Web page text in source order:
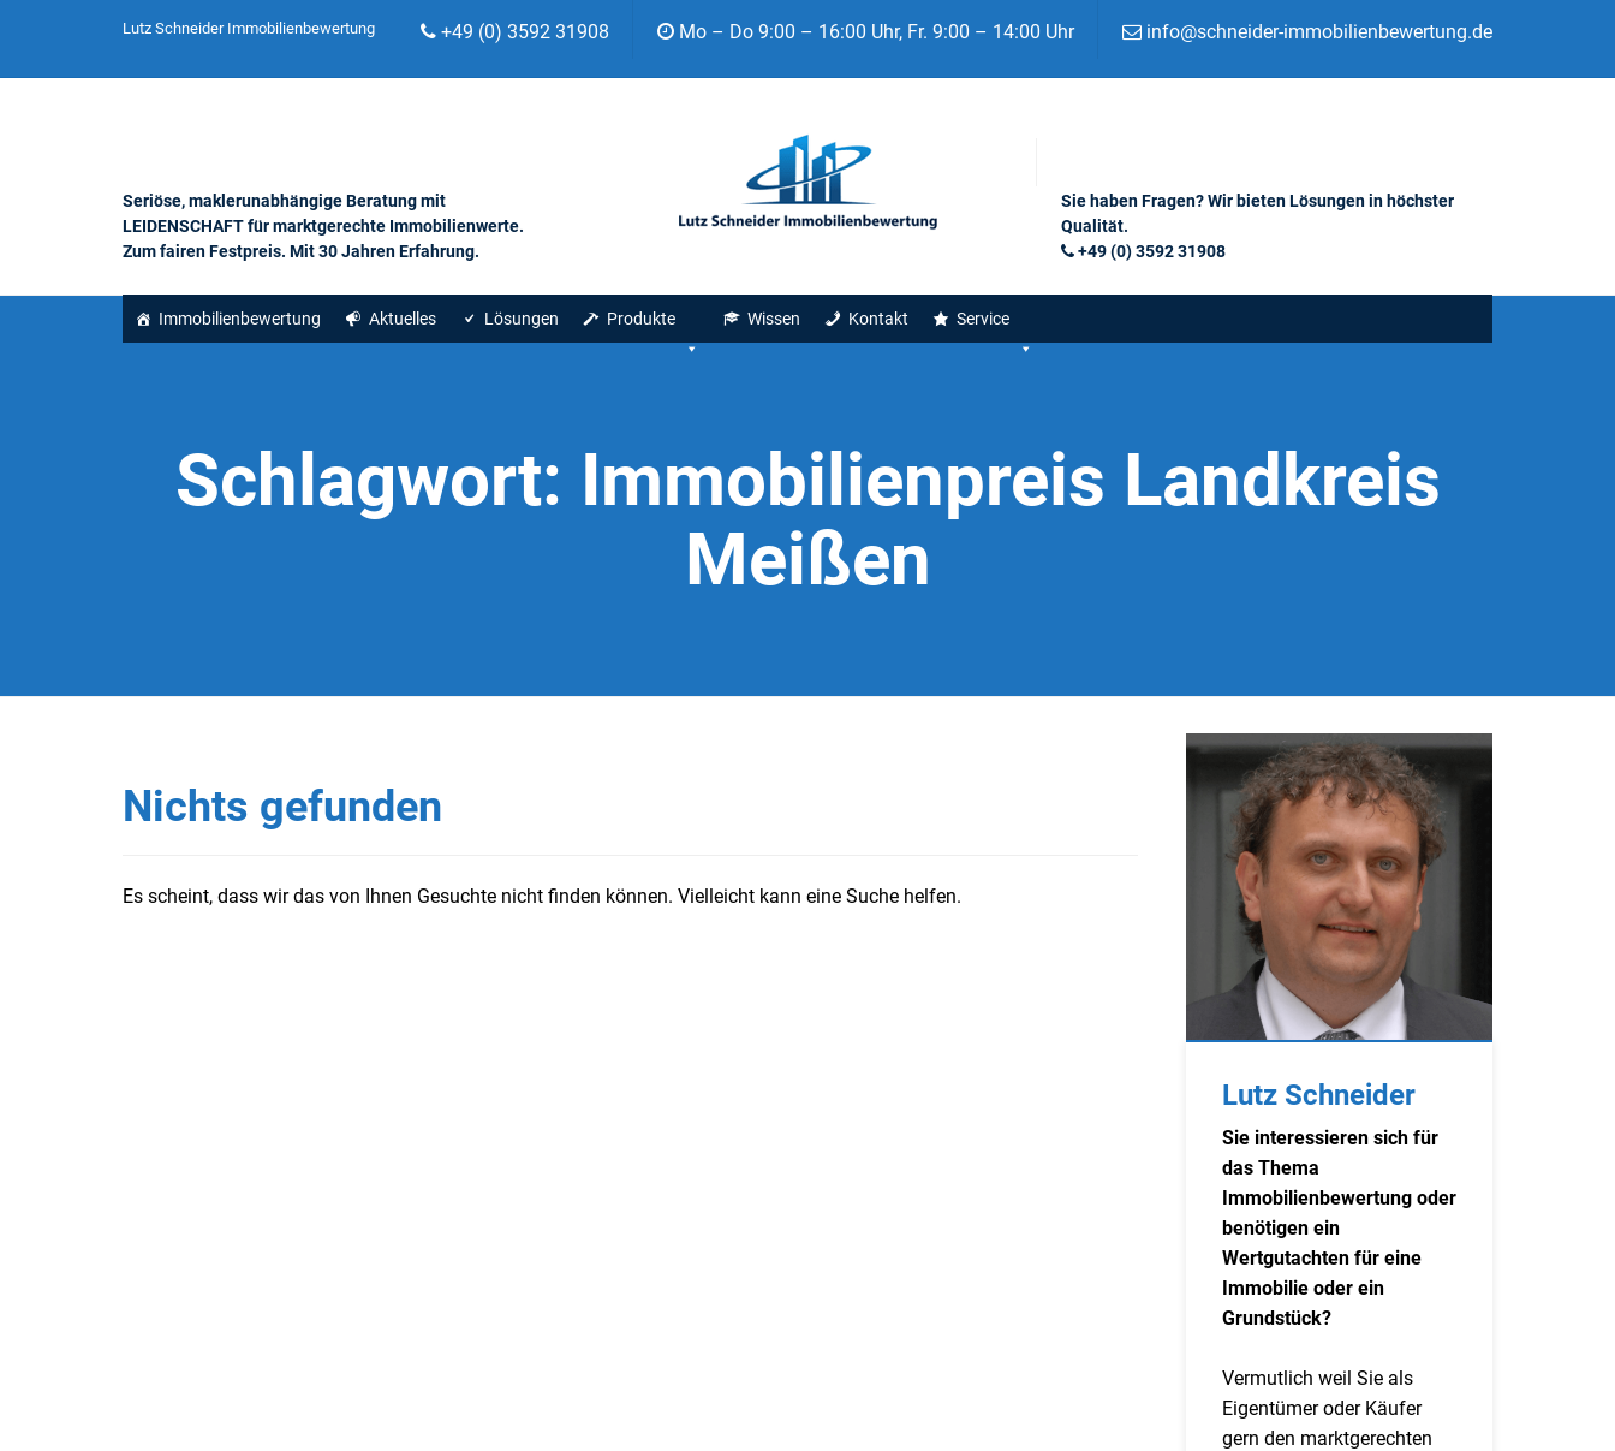
Lutz Schneider Immobilienbewertung +49 (0) 3592 31908 Mo – Do 9:00 – 16:00 Uhr, Fr. 9:00 – 14:00 Uhr info@schneider-immobilienbewertung.de
Seriöse, maklerunabhängige Beratung mit
LEIDENSCHAFT für marktgerechte Immobilienwerte.
Zum fairen Festpreis. Mit 30 Jahren Erfahrung.
Sie haben Fragen? Wir bieten Lösungen in höchster
Qualität.
+49 (0) 3592 31908
Immobilienbewertung Aktuelles Lösungen Produkte Wissen Kontakt Service
Schlagwort: Immobilienpreis Landkreis
Meißen
Nichts gefunden
Es scheint, dass wir das von Ihnen Gesuchte nicht finden können. Vielleicht kann eine Suche helfen.
Lutz Schneider
Sie interessieren sich für
das Thema
Immobilienbewertung oder
benötigen ein
Wertgutachten für eine
Immobilie oder ein
Grundstück?
Vermutlich weil Sie als
Eigentümer oder Käufer
gern den marktgerechten